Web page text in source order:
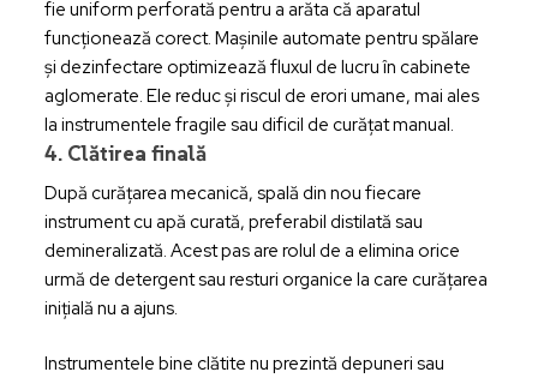
fie uniform perforată pentru a arăta că aparatul
funcționează corect. Mașinile automate pentru spălare
și dezinfectare optimizează fluxul de lucru în cabinete
aglomerate. Ele reduc și riscul de erori umane, mai ales
la instrumentele fragile sau dificil de curățat manual.
4. Clătirea finală
După curățarea mecanică, spală din nou fiecare
instrument cu apă curată, preferabil distilată sau
demineralizată. Acest pas are rolul de a elimina orice
urmă de detergent sau resturi organice la care curățarea
inițială nu a ajuns.
Instrumentele bine clătite nu prezintă depuneri sau